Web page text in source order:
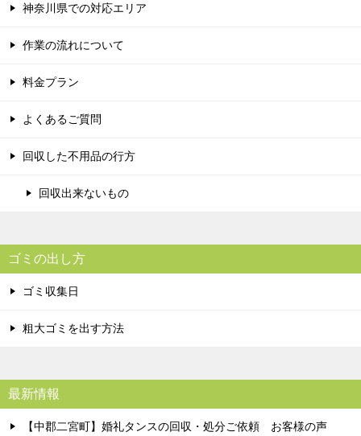
神奈川県での対応エリア
作業の流れについて
料金プラン
よくあるご質問
回収した不用品の行方
回収出来ないもの
ゴミの出し方
ゴミ収集日
粗大ゴミを出す方法
最新情報
【中郡二宮町】婚礼タンスの回収・処分ご依頼 お客様の声